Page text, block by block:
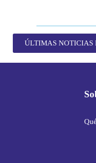
ÚLTIMAS NOTICIAS